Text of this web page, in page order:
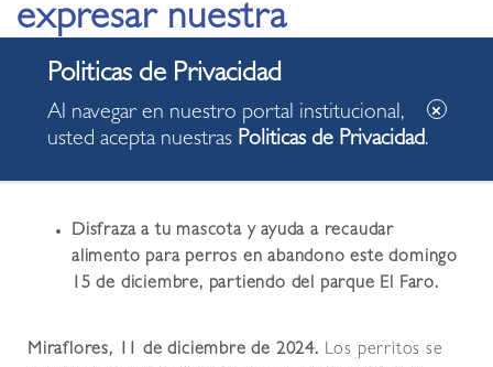
expresar nuestra
solidaridad con las
mascotas
Disfraza a tu mascota y ayuda a recaudar
alimento para perros en abandono este domingo
15 de diciembre, partiendo del parque El Faro.
Miraflores, 11 de diciembre de 2024. Los perritos se
Al navegar en nuestro portal institucional,
usted acepta nuestras Politicas de Privacidad.